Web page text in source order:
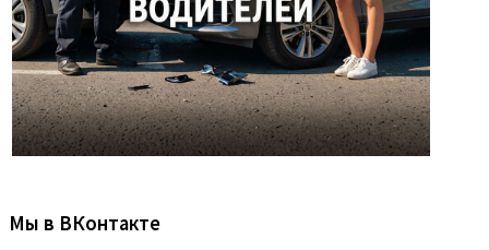
Мы в ВКонтакте